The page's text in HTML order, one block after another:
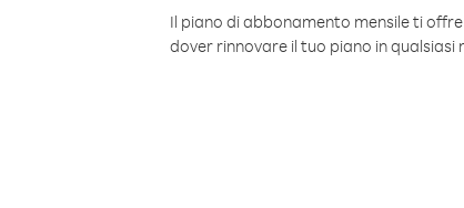
Il piano di abbonamento mensile ti
dover rinnovare il tuo piano in